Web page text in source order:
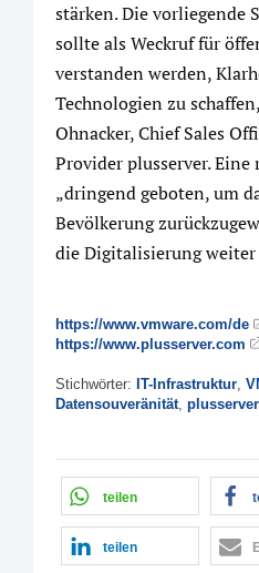
stärken. Die vorliegende
sollte als Weckruf für
verstanden werden,
Technologien zu
Ohnacker, Chief Sales
Provider plusserver. Eine
„dringend geboten, um
Bevölkerung
die Digitalisierung
https://www.vmware.com/de
https://www.plusserver.com
Stichwörter: IT-Infrastruktur,
Datensouveränität, plusserver
teilen
teilen